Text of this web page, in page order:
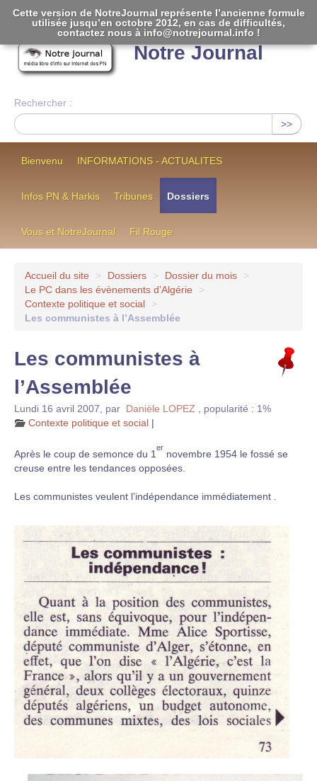
Notre Journal
Rechercher :
>>
Bienvenu INFORMATIONS - ACTUALITES
Infos PN & Harkis Tribunes Dossiers
Vous et NotreJournal Fil Rouge
Accueil du site > Dossiers > Dossier du mois
>
Le PC dans les évènements d’Algérie
>
Contexte politique et social
>
Les communistes à l’Assemblée
Les communistes à
l’Assemblée
Lundi 16 avril 2007 par Danièle LOPEZ
popularité : 1%
Contexte politique et social |
Après le coup de semonce du 1
er
novembre 1954 le fossé se
creuse entre les tendances opposées.
Les communistes veulent l’indépendance immédiatement .
Cette version de NotreJournal représente l’ancienne formule
utilisée jusqu’en octobre 2012, en cas de difficultés,
contactez nous à info@notrejournal.info !